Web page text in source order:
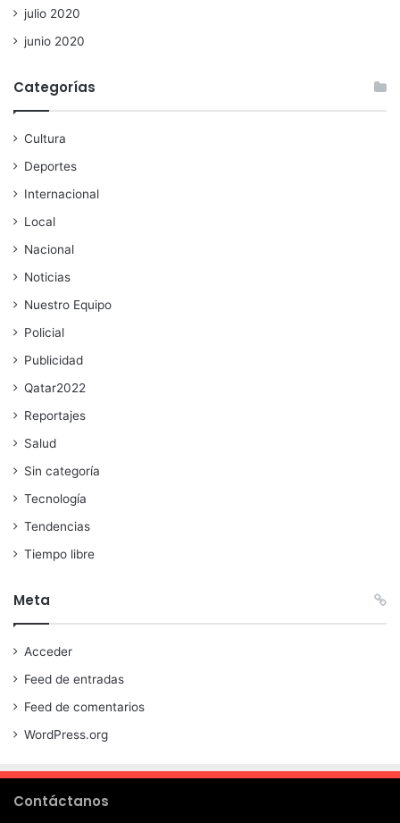
julio 2020
junio 2020
Categorías
Cultura
Deportes
Internacional
Local
Nacional
Noticias
Nuestro Equipo
Policial
Publicidad
Qatar2022
Reportajes
Salud
Sin categoría
Tecnología
Tendencias
Tiempo libre
Meta
Acceder
Feed de entradas
Feed de comentarios
WordPress.org
Contáctanos